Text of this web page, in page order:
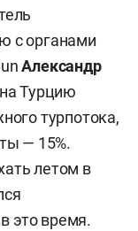
с органами
Александр
Турцию
турпотока,
— 15%.
летом в
это время.